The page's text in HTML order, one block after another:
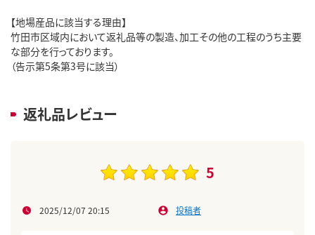
【地場産品に該当する理由】
竹田市区域内において返礼品等の製造、加工その他の工程のうち主要
な部分を行っております。
（告示第5条第3号に該当）
返礼品レビュー
5
2025/12/07 20:15 投稿者